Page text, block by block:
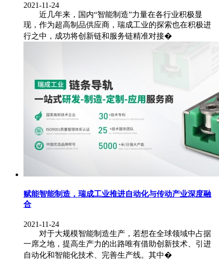
2021-11-24
近几年来，国内“智能制造”力量在各行业积极显
现，作为超高制品供应商，瑞成工业的探索也在积极进
行之中，成功将创新链和服务链精准对接�
赋能智能制造，瑞成工业推进自动化与传动产业深度融
合
2021-11-24
对于大规模智能制造生产，若想在全球领域中占据
一席之地，提高生产力的出路唯有借助创新技术、引进
自动化和智能化技术、完善生产线。其中�